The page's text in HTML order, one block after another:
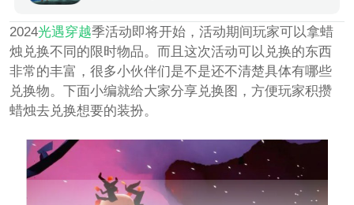
2024光遇穿越季活动即将开始，活动期间玩家可以拿蜡
烛兑换不同的限时物品。而且这次活动可以兑换的东西
非常的丰富，很多小伙伴们是不是还不清楚具体有哪些
兑换物。下面小编就给大家分享兑换图，方便玩家积攒
蜡烛去兑换想要的装扮。